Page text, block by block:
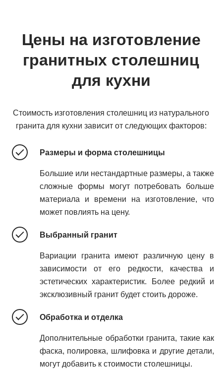
Цены на изготовление
гранитных столешниц
для кухни
Стоимость изготовления столешниц из натурального
гранита для кухни зависит от следующих факторов:
Размеры и форма столешницы
Большие или нестандартные размеры, а также
сложные формы могут потребовать больше
материала и времени на изготовление, что
может повлиять на цену.
Выбранный гранит
Вариации гранита имеют различную цену в
зависимости от его редкости, качества и
эстетических характеристик. Более редкий и
эксклюзивный гранит будет стоить дороже.
Обработка и отделка
Дополнительные обработки гранита, такие как
фаска, полировка, шлифовка и другие детали,
могут добавить к стоимости столешницы.